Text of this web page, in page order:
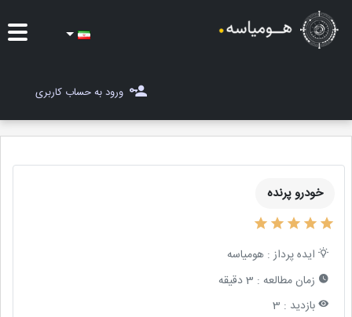
مجله هومیاسه
ورود به حساب کاربری
خودرو پرنده
ایده پرداز :هومیاسه
زمان مطالعه : 3 دقیقه
بازدید : 3